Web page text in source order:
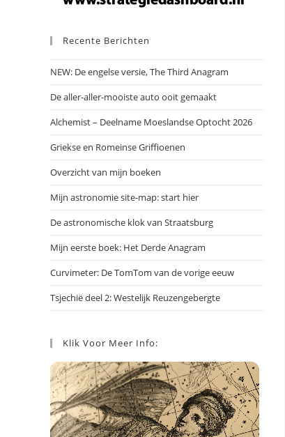
Recente Berichten
NEW: De engelse versie, The Third Anagram
De aller-aller-mooiste auto ooit gemaakt
Alchemist – Deelname Moeslandse Optocht 2026
Griekse en Romeinse Griffioenen
Overzicht van mijn boeken
Mijn astronomie site-map: start hier
De astronomische klok van Straatsburg
Mijn eerste boek: Het Derde Anagram
Curvimeter: De TomTom van de vorige eeuw
Tsjechië deel 2: Westelijk Reuzengebergte
Klik Voor Meer Info: